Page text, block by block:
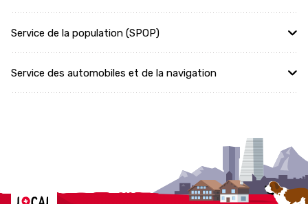
Service de la population (SPOP)
Service des automobiles et de la navigation
Localcities